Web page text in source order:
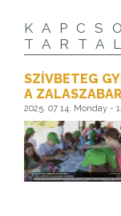
SZÍVBETEG
A
2025. 07 14. Monday -